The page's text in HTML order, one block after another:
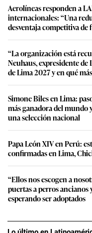
Aerolíneas responden a
internacionales: “Una
desventaja competitiva de
“La organización está
Neuhaus, expresidente de
de Lima 2027 y en qué
Simone Biles en Lima:
más ganadora del mundo
una selección nacional
Papa León XIV en Perú:
confirmadas en Lima,
“Ellos nos escogen a
puertas a perros ancianos
esperando ser adoptados